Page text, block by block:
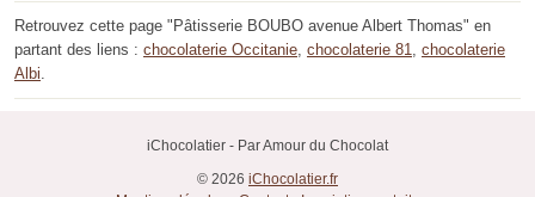
Retrouvez cette page "Pâtisserie BOUBO avenue Albert Thomas" en
partant des liens : chocolaterie Occitanie, chocolaterie 81, chocolaterie
Albi.
iChocolatier - Par Amour du Chocolat
© 2026 iChocolatier.fr